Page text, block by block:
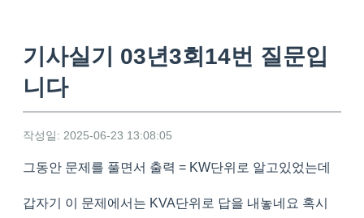
기사실기 03년3회14번 질문입
니다
작성일: 2025-06-23 13:08:05
그동안 문제를 풀면서 출력 = KW단위로 알고있었는데
갑자기 이 문제에서는 KVA단위로 답을 내놓네요 혹시